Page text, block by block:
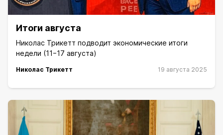
Итоги августа
Николас Трикетт подводит экономические итоги
недели (11−17 августа)
Николас Трикетт 19 августа 2025